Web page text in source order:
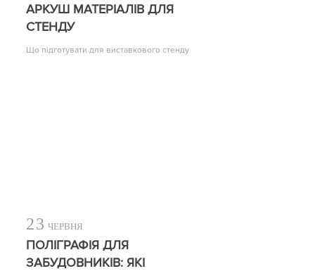
АРКУШ МАТЕРІАЛІВ ДЛЯ
СТЕНДУ
Що підготувати для виставкового стенду
23 ЧЕРВНЯ
ПОЛІГРАФІЯ ДЛЯ
ЗАБУДОВНИКІВ: ЯКІ